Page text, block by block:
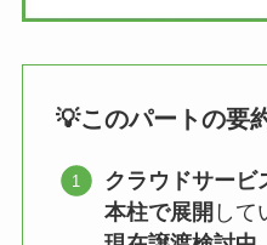
💡このパートの要
クラウドサービ
本柱で展開 して